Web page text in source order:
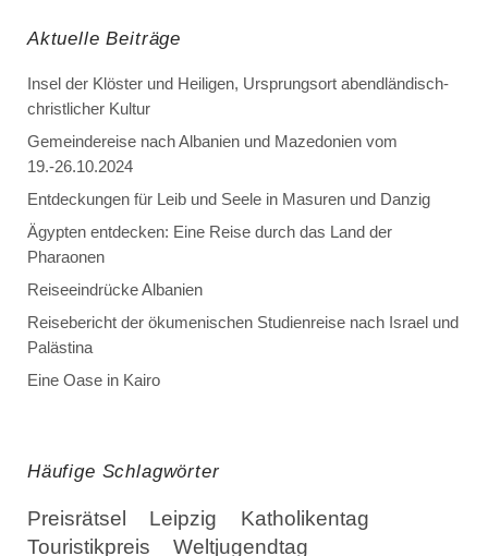
Aktuelle Beiträge
Insel der Klöster und Heiligen, Ursprungsort abendländisch-
christlicher Kultur
Gemeindereise nach Albanien und Mazedonien vom
19.-26.10.2024
Entdeckungen für Leib und Seele in Masuren und Danzig
Ägypten entdecken: Eine Reise durch das Land der
Pharaonen
Reiseeindrücke Albanien
Reisebericht der ökumenischen Studienreise nach Israel und
Palästina
Eine Oase in Kairo
Häufige Schlagwörter
Preisrätsel Leipzig
Katholikentag
Touristikpreis
Weltjugendtag